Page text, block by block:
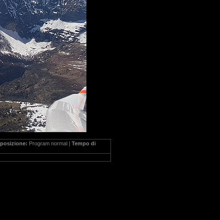
Program normal | Tempo di